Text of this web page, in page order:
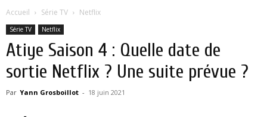
Accueil Série TV Netflix
Série TV Netflix
Atiye Saison 4 : Quelle date de
sortie Netflix ? Une suite prévue ?
Par Yann Grosboillot - 18 juin 2021